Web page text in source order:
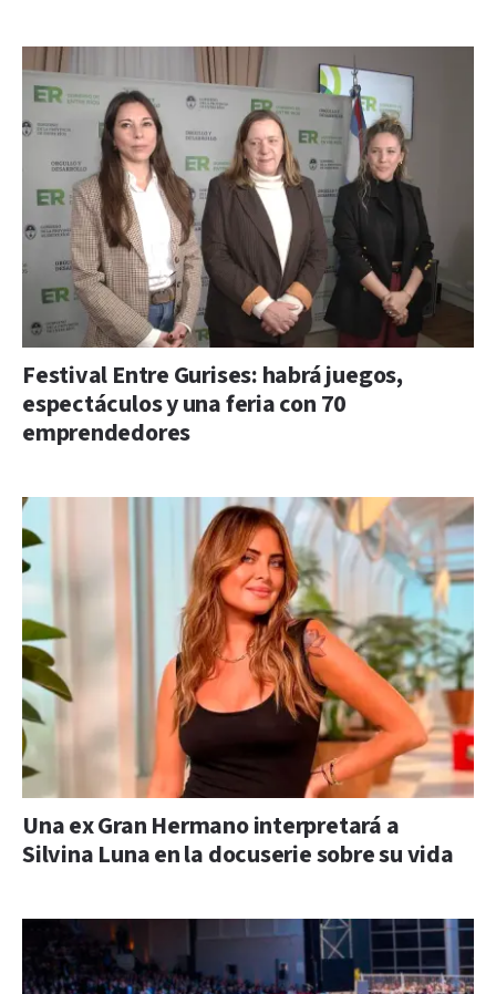
Festival Entre Gurises: habrá juegos,
espectáculos y una feria con 70
emprendedores
Una ex Gran Hermano interpretará a
Silvina Luna en la docuserie sobre su vida